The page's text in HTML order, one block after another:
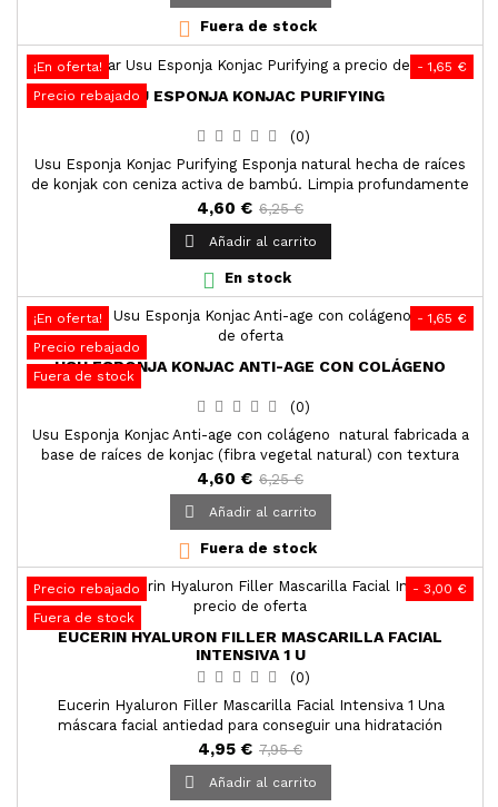
 Fuera de stock
- 1,65 €
¡En oferta!
Precio rebajadoUSU ESPONJA KONJAC PURIFYING
(0)
Usu Esponja Konjac Purifying Esponja natural hecha de raíces
de konjak con ceniza activa de bambú. Limpia profundamente
los poros eliminando los puntos negros y absorbiendo el
exceso de grasa y toxinas de la piel. El ingrediente clave es la
ceniza de bambú que es un antibacteriano natural y
antifúngico, por lo que la hace ideal para pieles grasas y...
4,60 € 6,25 €
 Añadir al carrito
 En stock
- 1,65 €
¡En oferta!
Precio rebajado
Fuera de stock
USU ESPONJA KONJAC ANTI-AGE CON COLÁGENO
(0)
Usu Esponja Konjac Anti-age con colágeno natural fabricada a
base de raíces de konjac (fibra vegetal natural) con textura
suave y delicada. Ha sido enriquecida con colágeno, por lo que
la hace ideal para pieles con primeras líneas de expresión y
falta de hidratación. Limpia en profundidad y realiza una
exfoliación suave. Reequilibra el pH de la piel.
4,60 € 6,25 €
 Añadir al carrito
 Fuera de stock
- 3,00 €
Precio rebajado
Fuera de stock
EUCERIN HYALURON FILLER MASCARILLA FACIAL
INTENSIVA 1 U
(0)
Eucerin Hyaluron Filler Mascarilla Facial Intensiva 1 Una
máscara facial antiedad para conseguir una hidratación
inmediata. Se reducen las líneas de expresión y la piel se ve
reluciente, más fresca, más radiante y rejuvenecida.
4,95 € 7,95 €
 Añadir al carrito